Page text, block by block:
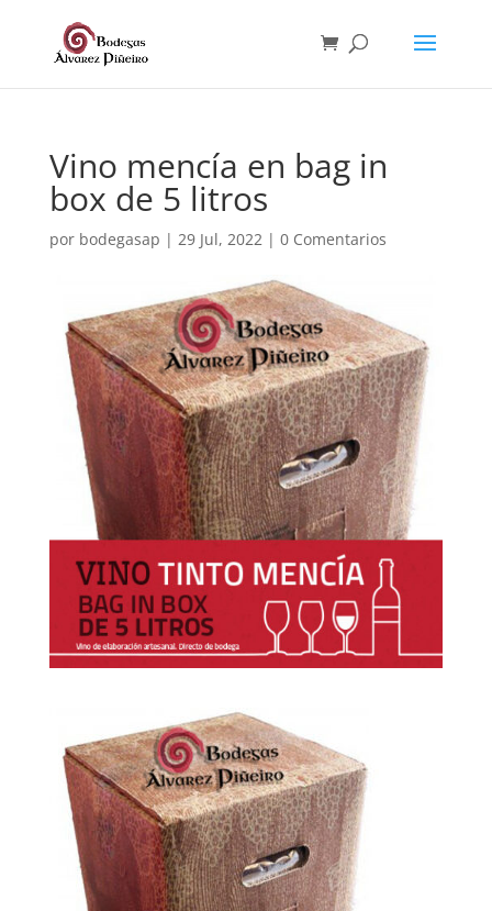
Vino mencía en bag in
box de 5 litros
por bodegasap | 29 Jul, 2022| 0 Comentarios